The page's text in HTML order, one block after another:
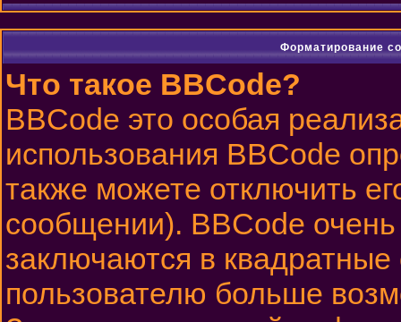
Форматирование
Что такое BBCode?
BBCode это особая
использования BBCode
также можете отключить
сообщении). BBCode
заключаются в
пользователю больше